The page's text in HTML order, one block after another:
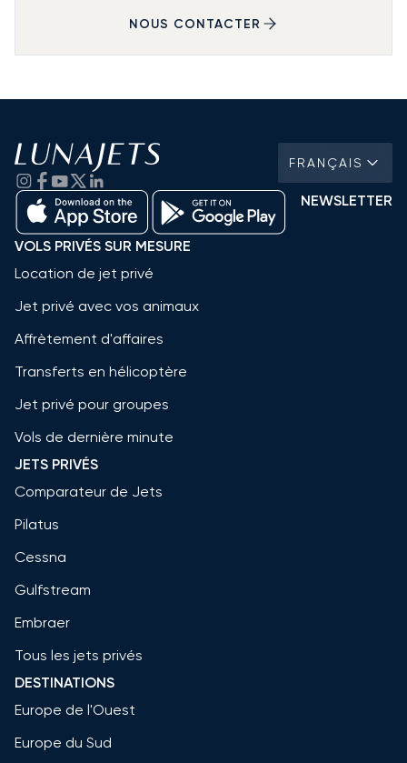
NOUS CONTACTER
FRANÇAIS
NEWSLETTER
VOLS PRIVÉS SUR MESURE
Location de jet privé
Jet privé avec vos animaux
Affrètement d'affaires
Transferts en hélicoptère
Jet privé pour groupes
Vols de dernière minute
JETS PRIVÉS
Comparateur de Jets
Pilatus
Cessna
Gulfstream
Embraer
Tous les jets privés
DESTINATIONS
Europe de l'Ouest
Europe du Sud